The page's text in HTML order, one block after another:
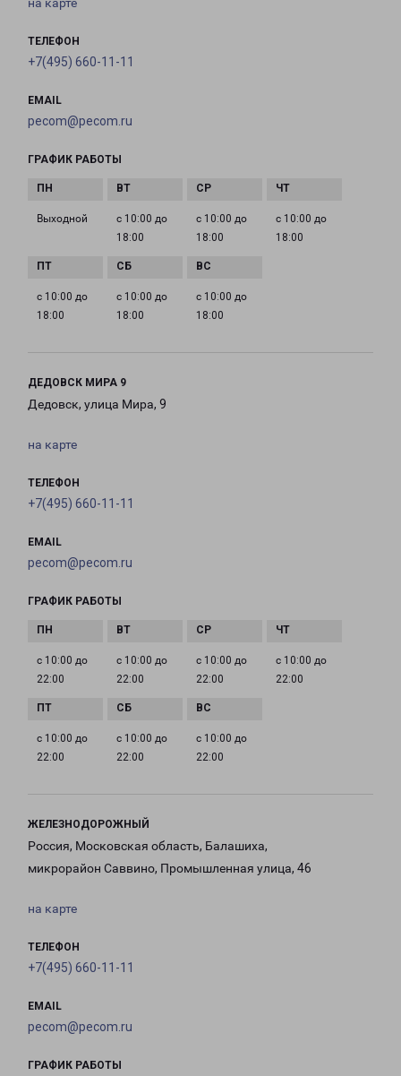
на карте
ТЕЛЕФОН
+7(495) 660-11-11
EMAIL
pecom@pecom.ru
ГРАФИК РАБОТЫ
Выходной
с 10:00 до
18:00
с 10:00 до
18:00
с 10:00 до
18:00
с 10:00 до
18:00
с 10:00 до
18:00
с 10:00 до
18:00
ДЕДОВСК МИРА 9
Дедовск, улица Мира, 9
на карте
ТЕЛЕФОН
+7(495) 660-11-11
EMAIL
pecom@pecom.ru
ГРАФИК РАБОТЫ
с 10:00 до
22:00
с 10:00 до
22:00
с 10:00 до
22:00
с 10:00 до
22:00
с 10:00 до
22:00
с 10:00 до
22:00
с 10:00 до
22:00
ЖЕЛЕЗНОДОРОЖНЫЙ
Россия, Московская область, Балашиха,
микрорайон Саввино, Промышленная улица, 46
на карте
ТЕЛЕФОН
+7(495) 660-11-11
EMAIL
pecom@pecom.ru
ГРАФИК РАБОТЫ